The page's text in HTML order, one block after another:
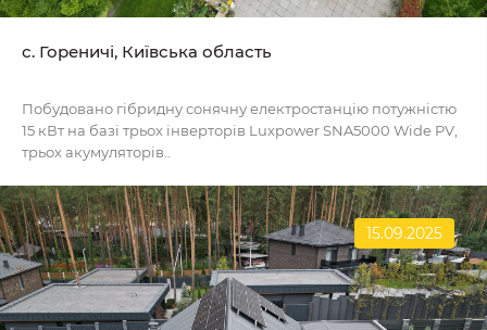
c. Гореничі, Київська область
Побудовано гібридну сонячну електростанцію потужністю
15 кВт на базі трьох інверторів Luxpower SNA5000 Wide PV,
трьох акумуляторів..
15.09.2025